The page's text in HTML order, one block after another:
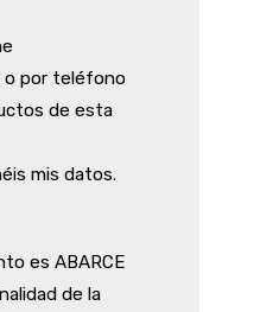
o por teléfono
de esta
mis datos.
es ABARCE
de la